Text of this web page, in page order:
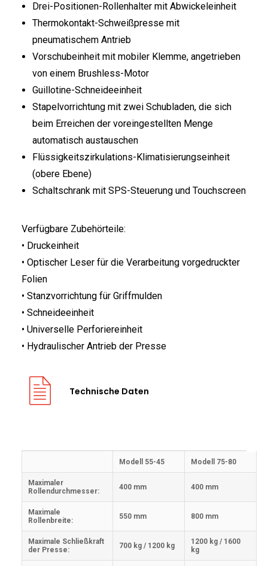
DEUTSCH
Drei-Positionen-Rollenhalter mit Abwickeleinheit
Thermokontakt-Schweißpresse mit
pneumatischem Antrieb
Vorschubeinheit mit mobiler Klemme, angetrieben
von einem Brushless-Motor
Guillotine-Schneideeinheit
Stapelvorrichtung mit zwei Schubladen, die sich
beim Erreichen der voreingestellten Menge
automatisch austauschen
Flüssigkeitszirkulations-Klimatisierungseinheit
(obere Ebene)
Schaltschrank mit SPS-Steuerung und Touchscreen
Verfügbare Zubehörteile:
• Druckeinheit
• Optischer Leser für die Verarbeitung vorgedruckter
Folien
• Stanzvorrichtung für Griffmulden
• Schneideeinheit
• Universelle Perforiereinheit
• Hydraulischer Antrieb der Presse
Technische Daten
Modell 55-45 Modell 75-80
Maximaler
Rollendurchmesser:
400 mm 400 mm
Maximale
Rollenbreite:
550 mm 800 mm
Maximale Schließkraft
der Presse:
700 kg / 1200 kg
1200 kg / 1600
kg